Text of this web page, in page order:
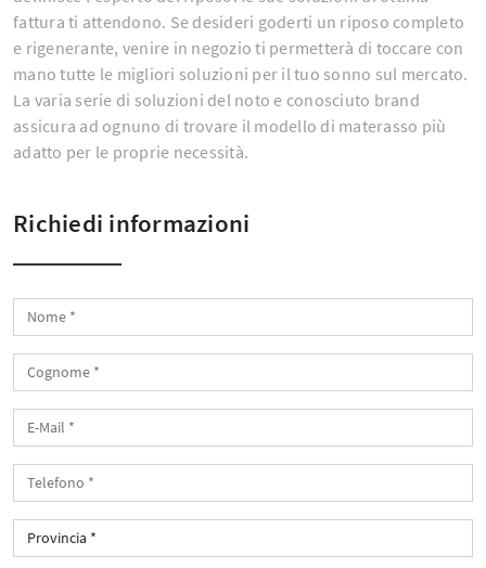
fattura ti attendono. Se desideri goderti un riposo completo
e rigenerante, venire in negozio ti permetterà di toccare con
mano tutte le migliori soluzioni per il tuo sonno sul mercato.
La varia serie di soluzioni del noto e conosciuto brand
assicura ad ognuno di trovare il modello di materasso più
adatto per le proprie necessità.
Richiedi informazioni